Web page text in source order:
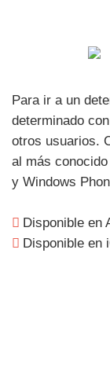
Para ir a un
determinado
otros usuarios.
al más
y Windows
Disponible en
Disponible en